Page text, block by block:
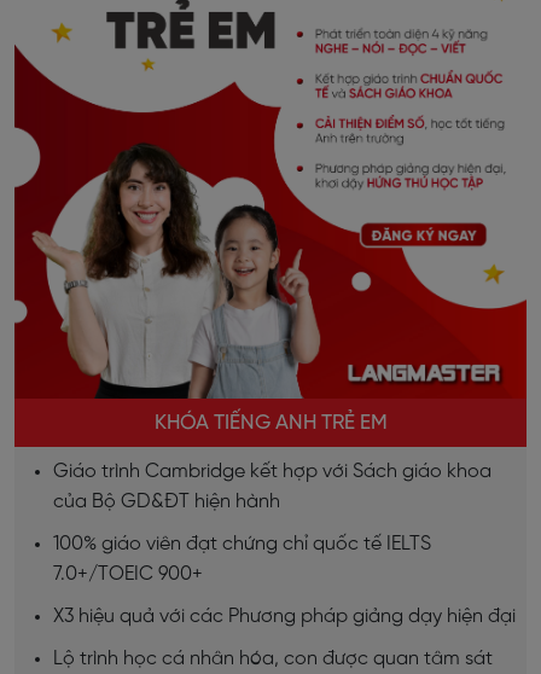
KHÓA TIẾNG ANH TRẺ EM
Giáo trình Cambridge kết hợp với Sách giáo khoa
của Bộ GD&ĐT hiện hành
100% giáo viên đạt chứng chỉ quốc tế IELTS
7.0+/TOEIC 900+
X3 hiệu quả với các Phương pháp giảng dạy hiện đại
Lộ trình học cá nhân hóa, con được quan tâm sát